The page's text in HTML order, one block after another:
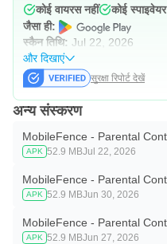
कोई वायरस नहीं
कोई
जैसा ही:
स्कैन तिथि: Jul 22, 2026
और दिखाएं
सुरक्षा रिपोर्ट देखें
अन्य संस्करण
MobileFence - Parental
APK 52.9 MBJul 22, 2026
MobileFence - Parental
APK 52.9 MBJun 30, 2026
MobileFence - Parental
APK 52.9 MBJun 27, 2026